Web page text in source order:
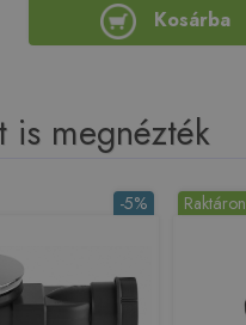
Kosárba
is megnézték
-5% Raktáron